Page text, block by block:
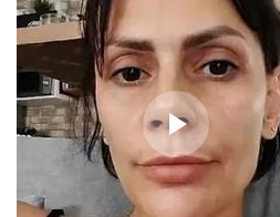
ChatApp
online
Мессенджеры